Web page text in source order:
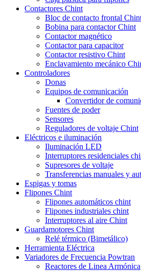
Contactores Chint
Bloc de contacto frontal
Bobina para contactor Chint
Contactor magnético
Contactor para capacitor
Contactor resistivo Chint
Enclavamiento mecánico
Controladores
Donas
Equipos de comunicación
Convertidor de
Fuentes de poder
Sensores
Reguladores de voltaje Chint
Eléctricos e iluminación
Iluminación LED
Interruptores residenciales
Supresores de voltaje
Transferencias manuales y
Espigas y tomas
Flipones Chint
Flipones automáticos chint
Flipones industriales chint
Interruptores al aire Chint
Guardamotores Chint
Relé térmico (Bimetálico)
Herramienta Eléctrica
Variadores de Frecuencia Powtran
Reactores de Linea Armónica